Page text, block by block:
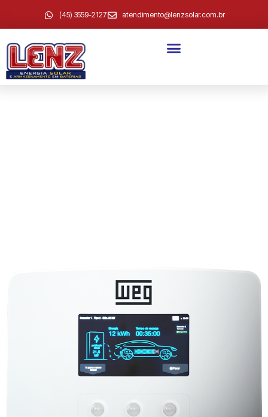
(45) 3559-2127 atendimento@lenzsolar.com.br